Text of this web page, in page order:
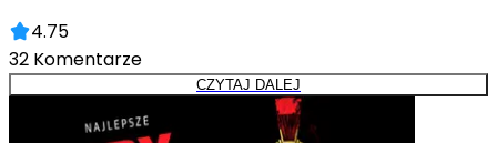
4.75
32 Komentarze
CZYTAJ DALEJ